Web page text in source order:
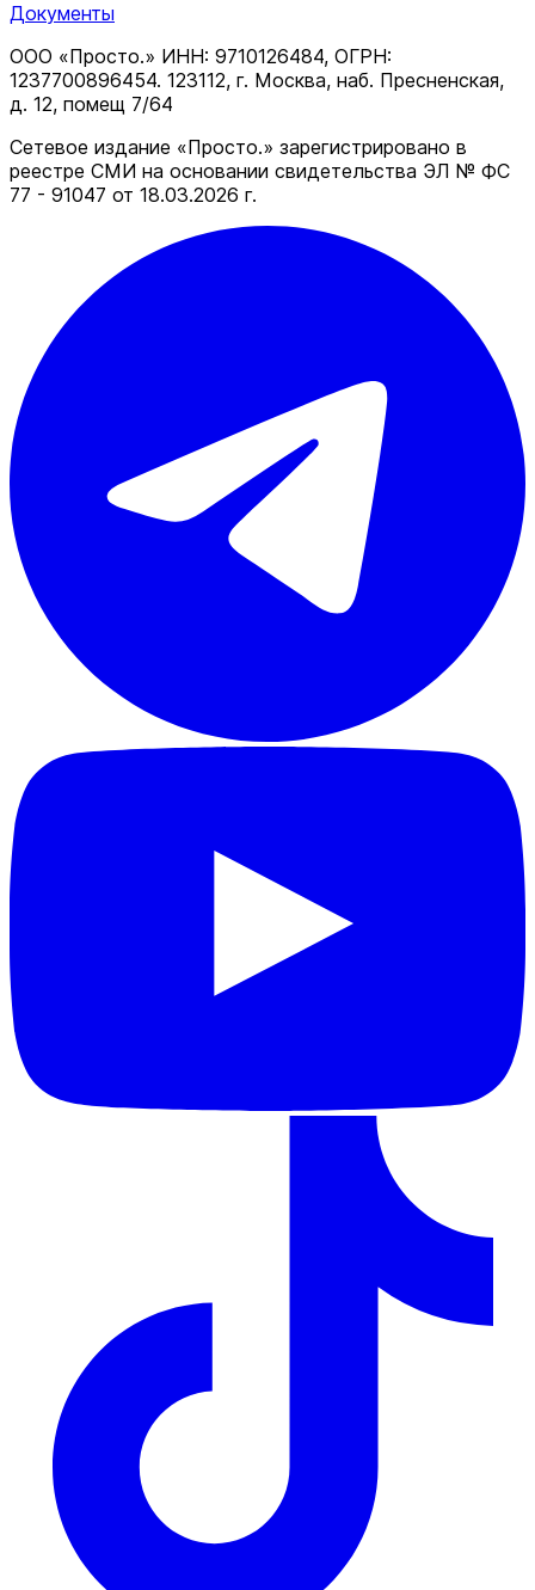
Документы
ООО «Просто.» ИНН: 9710126484, ОГРН:
1237700896454. 123112, г. Москва, наб. Пресненская,
д. 12, помещ 7/64
Сетевое издание «Просто.» зарегистрировано в
реестре СМИ на основании свидетельства ЭЛ № ФС
77 - 91047 от 18.03.2026 г.